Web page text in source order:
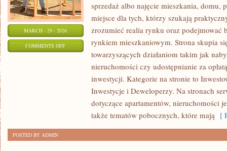
MARCH - 29 - 2026
COMMENTS OFFON
INWESTOWANIE
NIERUCHOMOŚCI
sprzedaż albo najęcie mieszkania, domu,
miejsce dla tych, którzy szukają
zrozumieć realia rynku oraz podejmować
rynkiem mieszkaniowym. Strona skupia
towarzyszących działaniom takim jak
nieruchomości czy udostępnianie za
inwestycji. Kategorie na stronie to
Inwestycje i Deweloperzy. Na stronach
dotyczące apartamentów, nieruchomości
także tematów pobocznych, które mają [
POSTED BY ADMIN